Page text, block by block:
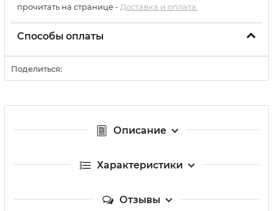
прочитать на странице - Доставка и оплата.
Способы оплаты
Поделиться:
Описание
Характеристики
Отзывы